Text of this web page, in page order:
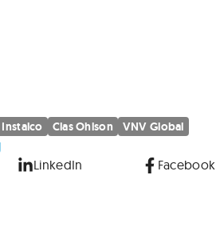
Instalco Clas Ohlson VNV Global
LinkedIn Facebook